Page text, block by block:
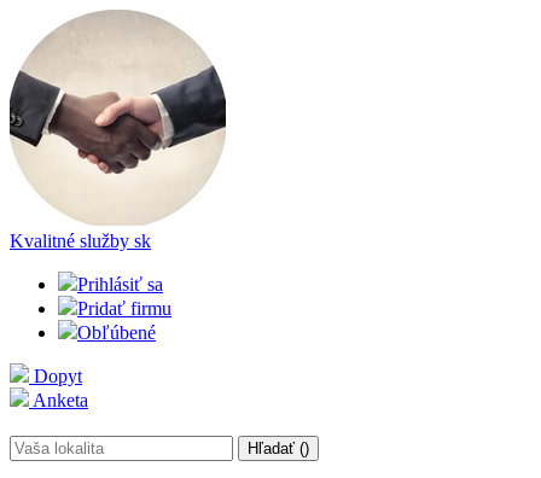
Kvalitné služby sk
Prihlásiť sa
Pridať firmu
Obľúbené
Dopyt
Anketa
Hľadať ()